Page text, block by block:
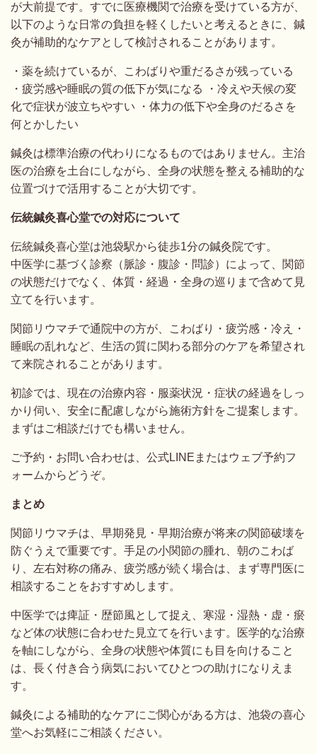
が大前提です。すでに医療機関で治療を受けている方が、
以下のような日常の負担を軽くしたいと考えるときに、鍼
灸が補助的なケアとして検討されることがあります。
・薬を続けているが、こわばりや重だるさが残っている
・疲労感や睡眠の質の低下が気になる ・冷えや天候の変
化で症状が波立ちやすい ・体力の低下や全身のだるさを
何とかしたい
鍼灸は標準治療の代わりになるものではありません。主治
医の治療を土台にしながら、全身の状態を整える補助的な
位置づけで活用することが大切です。
伝統鍼灸喜心堂での対応について
伝統鍼灸喜心堂は池袋駅から徒歩1分の鍼灸院です。
中医学に基づく診察（脈診・腹診・問診）によって、関節
の状態だけでなく、体質・経過・全身の巡りまで含めて見
立てを行います。
関節リウマチで通院中の方が、こわばり・疲労感・冷え・
睡眠の乱れなど、生活の質に関わる部分のケアを希望され
て来院されることがあります。
初診では、現在の治療内容・服薬状況・症状の経過をしっ
かり伺い、安全に配慮しながら施術方針をご提案します。
まずはご相談だけでも構いません。
ご予約・お問い合わせは、公式LINEまたはウェブ予約フ
ォームからどうぞ。
まとめ
関節リウマチは、早期発見・早期治療が将来の関節破壊を
防ぐうえで重要です。手足の小関節の腫れ、朝のこわば
り、左右対称の痛み、疲労感が続く場合は、まず専門医に
相談することをおすすめします。
中医学では痺証・歴節風として捉え、寒湿・湿熱・虚・瘀
など体の状態に合わせた見立てを行います。医学的な治療
を軸にしながら、全身の状態や体質にも目を向けること
は、長く付き合う病気においてひとつの助けになりえま
す。
鍼灸による補助的なケアにご関心がある方は、池袋の喜心
堂へお気軽にご相談ください。